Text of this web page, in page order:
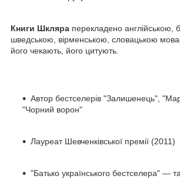
Книги Шкляра перекладено англійською,
шведською, вірменською, словацькою
його чекають, його цитують.
Автор бестселерів "Залишенець",
"Чорний ворон"
Лауреат Шевченківської премії (2011)
"Батько українського бестселера" —